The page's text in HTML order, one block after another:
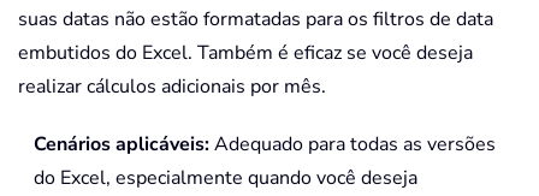
suas datas não estão formatadas para os filtros de data
embutidos do Excel. Também é eficaz se você deseja
realizar cálculos adicionais por mês.
Cenários aplicáveis:Adequado para todas as versões
do Excel, especialmente quando você deseja